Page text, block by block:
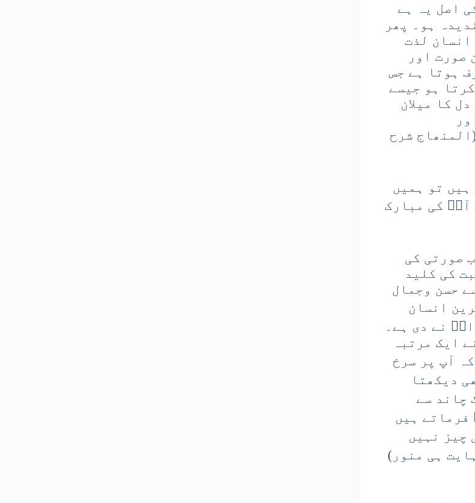
"محبت کی اصل یہ ہے
ہو۔ پھر
انسان لذت
صورت اور
ہوتا ہے جس
ہو جیسے
کا میلان
شرح
تو ہمیں
آپؐ کی مبارک
صورتی کی
کی کلید
حسن وجمال
انسان
نے دی ہے۔
ایک مرتبہ
آپ پر سرخ
دیکھتا
چاند سے
ہیں
چیز نہیں
ہی منور)